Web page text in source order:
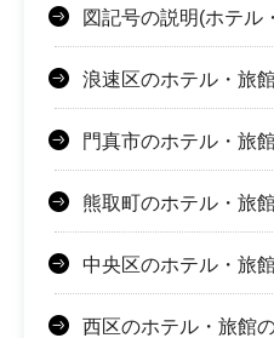
図記号の説明(ホテル
浪速区のホテル・旅
門真市のホテル・旅
熊取町のホテル・旅
中央区のホテル・旅
西区のホテル・旅館